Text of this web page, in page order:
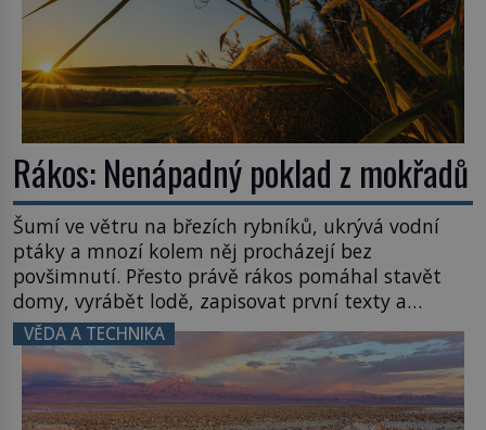
Rákos: Nenápadný poklad z mokřadů
Šumí ve větru na březích rybníků, ukrývá vodní
ptáky a mnozí kolem něj procházejí bez
povšimnutí. Přesto právě rákos pomáhal stavět
domy, vyrábět lodě, zapisovat první texty a
inspiroval řadu pověstí. Tato skromná, ale
užitečná rostlina provází člověka už tisíce let.
Většina lidí vnímá rákos jen jako obyčejnou kulisu
letního koupání. Stačí se však podívat […]
VĚDA A TECHNIKA